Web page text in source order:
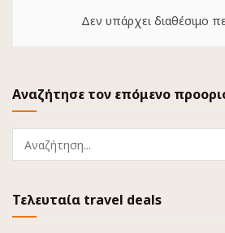
Δεν υπάρχει διαθέσιμο
Αναζήτησε τον επόμενο
Τελευταία travel deals